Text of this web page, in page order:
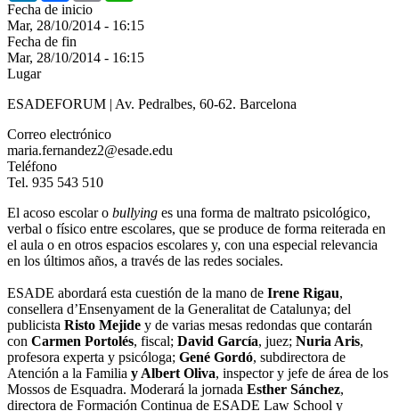
Fecha de inicio
Mar, 28/10/2014 - 16:15
Fecha de fin
Mar, 28/10/2014 - 16:15
Lugar
ESADEFORUM | Av. Pedralbes, 60-62. Barcelona
Correo electrónico
maria.fernandez2@esade.edu
Teléfono
Tel. 935 543 510
El acoso escolar o bullying es una forma de maltrato psicológico,
verbal o físico entre escolares, que se produce de forma reiterada en
el aula o en otros espacios escolares y, con una especial relevancia
en los últimos años, a través de las redes sociales.
ESADE abordará esta cuestión de la mano de Irene Rigau,
consellera d’Ensenyament de la Generalitat de Catalunya; del
publicista Risto Mejide y de varias mesas redondas que contarán
con Carmen Portolés, fiscal; David García, juez; Nuria Aris,
profesora experta y psicóloga; Gené Gordó, subdirectora de
Atención a la Familia y Albert Oliva, inspector y jefe de área de los
Mossos de Esquadra. Moderará la jornada Esther Sánchez,
directora de Formación Continua de ESADE Law School y